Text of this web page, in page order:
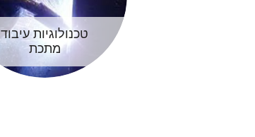
טכנולוגיות עיבוד
מתכת